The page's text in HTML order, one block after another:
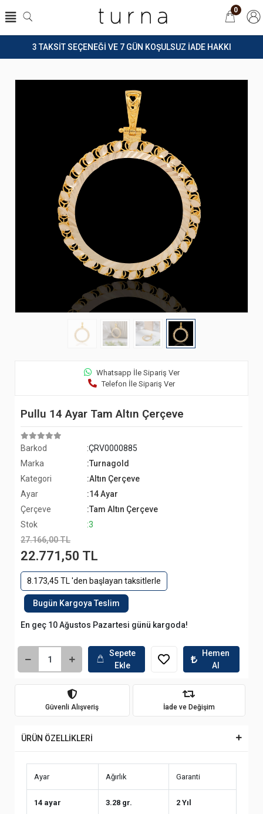
3 TAKSİT SEÇENEĞİ VE 7 GÜN KOŞULSUZ İADE HAKKI
0
Whatsapp İle Sipariş Ver
Telefon İle Sipariş Ver
Pullu 14 Ayar Tam Altın Çerçeve
Barkod
:ÇRV0000885
Marka
:Turnagold
Kategori
:Altın Çerçeve
Ayar
:14 Ayar
Çerçeve
:Tam Altın Çerçeve
Stok
:3
27.166,00 TL
22.771,50 TL
8.173,45 TL 'den başlayan taksitlerle
Bugün Kargoya Teslim
En geç 10 Ağustos Pazartesi günü kargoda!
Sepete
Ekle
Hemen
Al
Güvenli Alışveriş İade ve Değişim
ÜRÜN ÖZELLİKLERİ
Ayar Ağırlık Garanti
14 ayar 3.28 gr. 2 Yıl